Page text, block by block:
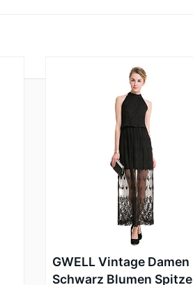
GWELL Vintage Damen
Schwarz Blumen Spitze